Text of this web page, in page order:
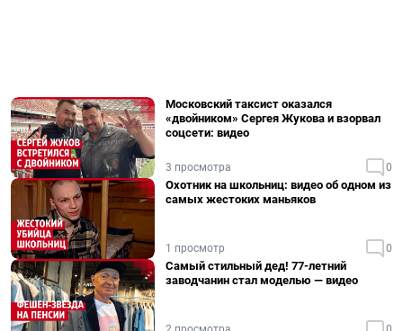
Московский таксист оказался
«двойником» Сергея Жукова и взорвал
соцсети: видео
3 просмотра 0
Охотник на школьниц: видео об одном из
самых жестоких маньяков
1 просмотр 0
Самый стильный дед! 77-летний
заводчанин стал моделью — видео